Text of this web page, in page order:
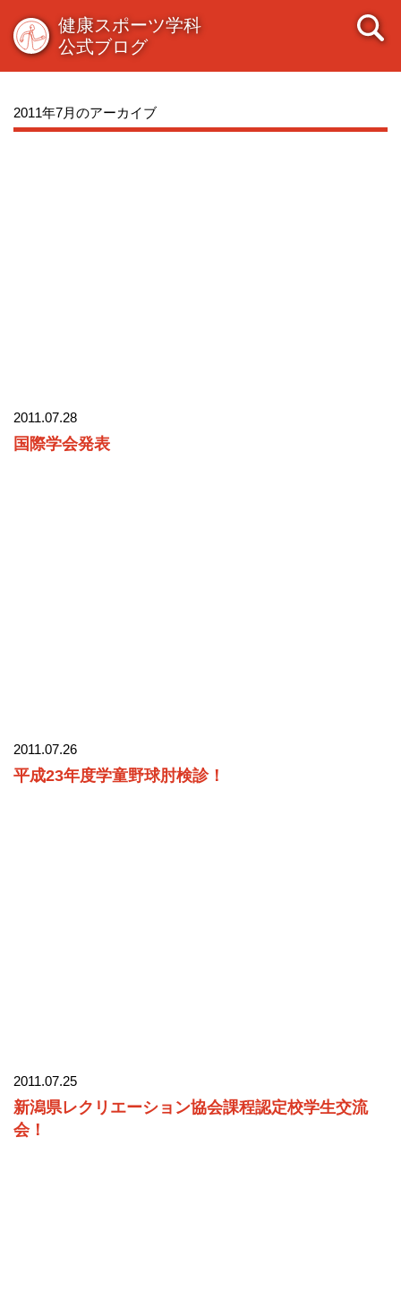
健康スポーツ学科
公式ブログ
2011年7月のアーカイブ
2011.07.28
国際学会発表
2011.07.26
平成23年度学童野球肘検診！
2011.07.25
新潟県レクリエーション協会課程認定校学生交流
会！